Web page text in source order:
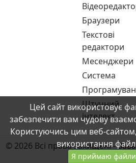
Браузери
Текстові
редактори
Месенджери
Система
Штучний
інтелект
© 2026 Всі права захищені -
програми
Цей сайт використовує
забезпечити вам чудову
Користуючись цим веб-
використання
Я приймаю